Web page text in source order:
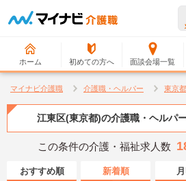
ホーム 初めての方へ 面談会場一覧
マイナビ介護職 介護職・ヘルパー 東京都
江東区(東京都)の介護職・ヘルパ
この条件の介護・福祉求人数
おすすめ順 新着順